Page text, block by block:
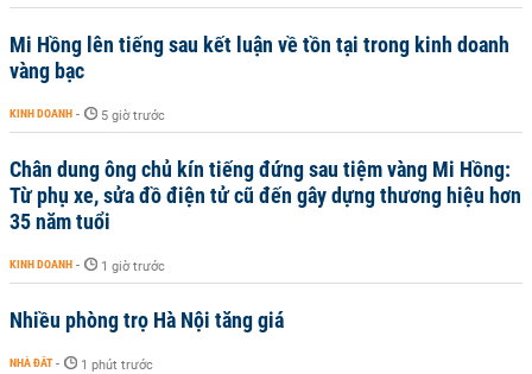
Mi Hồng lên tiếng sau kết luận về tồn tại trong kinh doanh
vàng bạc
KINH DOANH - 5 giờ trước
Chân dung ông chủ kín tiếng đứng sau tiệm vàng Mi Hồng:
Từ phụ xe, sửa đồ điện tử cũ đến gây dựng thương hiệu hơn
35 năm tuổi
KINH DOANH - 1 giờ trước
Nhiều phòng trọ Hà Nội tăng giá
NHÀ ĐẤT - 1 phút trước